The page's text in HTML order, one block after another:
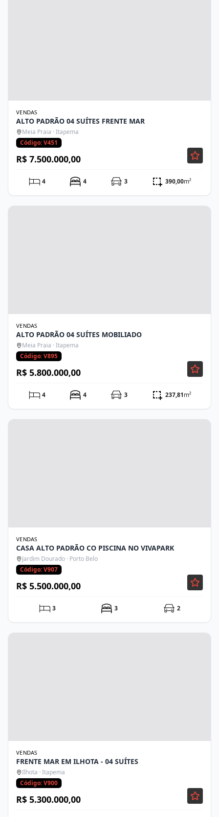
VENDAS
ALTO PADRÃO 04 SUÍTES FRENTE MAR
Meia Praia · Itapema
Código: V451
R$ 7.500.000,00
4 4 3 390,00m²
VENDAS
ALTO PADRÃO 04 SUÍTES MOBILIADO
Meia Praia · Itapema
Código: V895
R$ 5.800.000,00
4 4 3 237,81m²
VENDAS
CASA ALTO PADRÃO CO PISCINA NO VIVAPARK
Jardim Dourado · Porto Belo
Código: V907
R$ 5.500.000,00
3 3 2
VENDAS
FRENTE MAR EM ILHOTA - 04 SUÍTES
Ilhota · Itapema
Código: V900
R$ 5.300.000,00